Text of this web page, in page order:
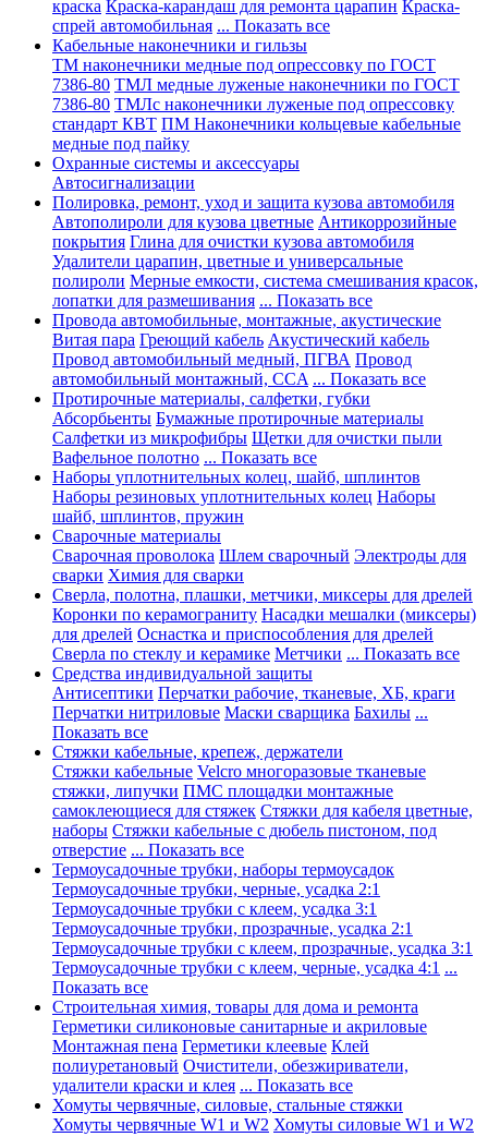
краска Краска-карандаш для ремонта царапин Краска-
спрей автомобильная ... Показать все
Кабельные наконечники и гильзы
ТМ наконечники медные под опрессовку по ГОСТ
7386-80 ТМЛ медные луженые наконечники по ГОСТ
7386-80 ТМЛс наконечники луженые под опрессовку
стандарт КВТ ПМ Наконечники кольцевые кабельные
медные под пайку
Охранные системы и аксессуары
Автосигнализации
Полировка, ремонт, уход и защита кузова автомобиля
Автополироли для кузова цветные Антикоррозийные
покрытия Глина для очистки кузова автомобиля
Удалители царапин, цветные и универсальные
полироли Мерные емкости, система смешивания красок,
лопатки для размешивания ... Показать все
Провода автомобильные, монтажные, акустические
Витая пара Греющий кабель Акустический кабель
Провод автомобильный медный, ПГВА Провод
автомобильный монтажный, CCA ... Показать все
Протирочные материалы, салфетки, губки
Абсорбьенты Бумажные протирочные материалы
Салфетки из микрофибры Щетки для очистки пыли
Вафельное полотно ... Показать все
Наборы уплотнительных колец, шайб, шплинтов
Наборы резиновых уплотнительных колец Наборы
шайб, шплинтов, пружин
Сварочные материалы
Сварочная проволока Шлем сварочный Электроды для
сварки Химия для сварки
Сверла, полотна, плашки, метчики, миксеры для дрелей
Коронки по керамограниту Насадки мешалки (миксеры)
для дрелей Оснастка и приспособления для дрелей
Сверла по стеклу и керамике Метчики ... Показать все
Средства индивидуальной защиты
Антисептики Перчатки рабочие, тканевые, ХБ, краги
Перчатки нитриловые Маски сварщика Бахилы ...
Показать все
Стяжки кабельные, крепеж, держатели
Стяжки кабельные Velcro многоразовые тканевые
стяжки, липучки ПМС площадки монтажные
самоклеющиеся для стяжек Стяжки для кабеля цветные,
наборы Стяжки кабельные с дюбель пистоном, под
отверстие ... Показать все
Термоусадочные трубки, наборы термоусадок
Термоусадочные трубки, черные, усадка 2:1
Термоусадочные трубки с клеем, усадка 3:1
Термоусадочные трубки, прозрачные, усадка 2:1
Термоусадочные трубки с клеем, прозрачные, усадка 3:1
Термоусадочные трубки с клеем, черные, усадка 4:1 ...
Показать все
Строительная химия, товары для дома и ремонта
Герметики силиконовые санитарные и акриловые
Монтажная пена Герметики клеевые Клей
полиуретановый Очистители, обезжириватели,
удалители краски и клея ... Показать все
Хомуты червячные, силовые, стальные стяжки
Хомуты червячные W1 и W2 Хомуты силовые W1 и W2